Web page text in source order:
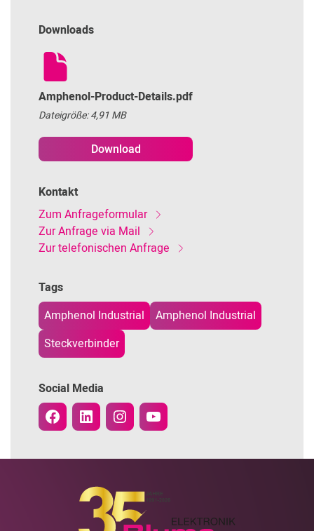
Downloads
Amphenol-Product-Details.pdf
Dateigröße: 4,91 MB
Download
Kontakt
Zum Anfrageformular
Zur Anfrage via Mail
Zur telefonischen Anfrage
Tags
Amphenol Industrial
Amphenol Industrial
Steckverbinder
Social Media